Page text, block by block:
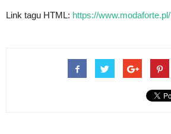
Link tagu HTML: https://www.modaforte.pl/